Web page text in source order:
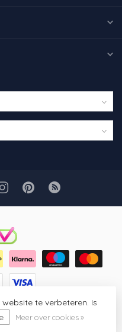
Powered byLightspeed-
Dyvelopment
te verbeteren. Is
Meer over cookies »